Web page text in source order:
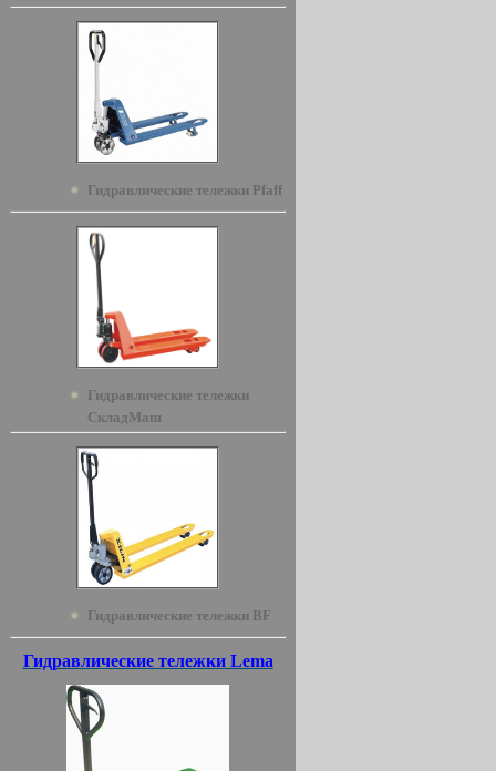
Гидравлические тележки Pfaff
Гидравлические тележки
СкладМаш
Гидравлические тележки BF
Гидравлические тележки Lema